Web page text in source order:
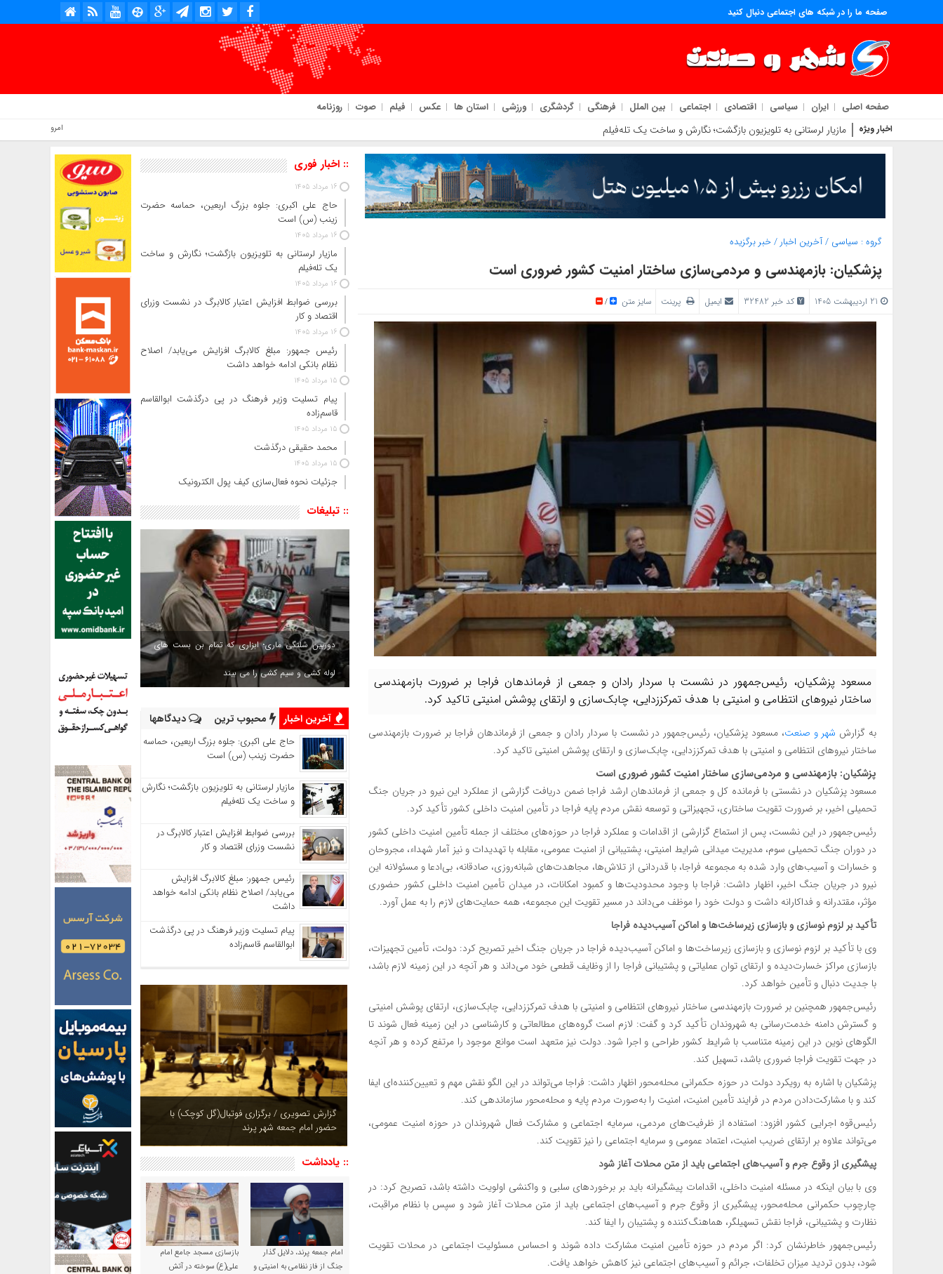
صفحه ما را در شبکه های اجتماعی دنبال کنید
صفحه اصلی ایران سیاسی اقتصادی اجتماعی بین الملل فرهنگی گردشگری ورزشی استان ها عکس فیلم صوت روزنامه
اخبار ویژه مازیار لرستانی به تلویزیون بازگشت؛ نگارش و ساخت یک تله‌فیلم امروز : جمعه, ۱۶ مرداد , ۱۴۰۵ .::. برابر با : Friday, 7 August , 2026 .::. اخبار منتشر شده : 4 خبر
گروه : سیاسی /آخرین اخبار /خبر برگزیده
پزشکیان: بازمهندسی و مردمی‌سازی ساختار امنیت کشور ضروری است
کد خبر 32482 ایمیل پرینت سایز متن /
مسعود پزشکیان، رئیس‌جمهور در نشست با سردار رادان و جمعی از فرماندهان فراجا بر ضرورت بازمهندسی
ساختار نیروهای انتظامی و امنیتی با هدف تمرکززدایی، چابک‌سازی و ارتقای پوشش امنیتی تاکید کرد.
به گزارش شهر و صنعت، مسعود پزشکیان، رئیس‌جمهور در نشست با سردار رادان و جمعی از فرماندهان فراجا بر ضرورت بازمهندسی
ساختار نیروهای انتظامی و امنیتی با هدف تمرکززدایی، چابک‌سازی و ارتقای پوشش امنیتی تاکید کرد.
پزشکیان: بازمهندسی و مردمی‌سازی ساختار امنیت کشور ضروری است
مسعود پزشکیان در نشستی با فرمانده کل و جمعی از فرماندهان ارشد فراجا ضمن دریافت گزارشی از عملکرد این نیرو در جریان جنگ
تحمیلی اخیر، بر ضرورت تقویت ساختاری، تجهیزاتی و توسعه نقش مردم پایه فراجا در تأمین امنیت داخلی کشور تأکید کرد.
رئیس‌جمهور در این نشست، پس از استماع گزارشی از اقدامات و عملکرد فراجا در حوزه‌های مختلف از جمله تأمین امنیت داخلی کشور
در دوران جنگ تحمیلی سوم، مدیریت میدانی شرایط امنیتی، پشتیبانی از امنیت عمومی، مقابله با تهدیدات و نیز آمار شهداء، مجروحان
و خسارات و آسیب‌های وارد شده به مجموعه فراجا، با قدردانی از تلاش‌ها، مجاهدت‌های شبانه‌روزی، صادقانه، بی‌ادعا و مسئولانه این
نیرو در جریان جنگ اخیر، اظهار داشت: فراجا با وجود محدودیت‌ها و کمبود امکانات، در میدان تأمین امنیت داخلی کشور حضوری
مؤثر، مقتدرانه و فداکارانه داشت و دولت خود را موظف می‌داند در مسیر تقویت این مجموعه، همه حمایت‌های لازم را به عمل آورد.
تأکید بر لزوم نوسازی و بازسازی زیرساخت‌ها و اماکن آسیب‌دیده فراجا
وی با تأکید بر لزوم نوسازی و بازسازی زیرساخت‌ها و اماکن آسیب‌دیده فراجا در جریان جنگ اخیر تصریح کرد: دولت، تأمین تجهیزات،
بازسازی مراکز خسارت‌دیده و ارتقای توان عملیاتی و پشتیبانی فراجا را از وظایف قطعی خود می‌داند و هر آنچه در این زمینه لازم باشد،
با جدیت دنبال و تأمین خواهد کرد.
رئیس‌جمهور همچنین بر ضرورت بازمهندسی ساختار نیروهای انتظامی و امنیتی با هدف تمرکززدایی، چابک‌سازی، ارتقای پوشش امنیتی
و گسترش دامنه خدمت‌رسانی به شهروندان تأکید کرد و گفت: لازم است گروه‌های مطالعاتی و کارشناسی در این زمینه فعال شوند تا
الگوهای نوین در این زمینه متناسب با شرایط کشور طراحی و اجرا شود. دولت نیز متعهد است موانع موجود را مرتفع کرده و هر آنچه
در جهت تقویت فراجا ضروری باشد، تسهیل کند.
پزشکیان با اشاره به رویکرد دولت در حوزه حکمرانی محله‌محور اظهار داشت: فراجا می‌تواند در این الگو نقش مهم و تعیین‌کننده‌ای ایفا
کند و با مشارکت‌دادن مردم در فرایند تأمین امنیت، امنیت را به‌صورت مردم پایه و محله‌محور سازماندهی کند.
رئیس‌قوه اجرایی کشور افزود: استفاده از ظرفیت‌های مردمی، سرمایه اجتماعی و مشارکت فعال شهروندان در حوزه امنیت عمومی،
می‌تواند علاوه بر ارتقای ضریب امنیت، اعتماد عمومی و سرمایه اجتماعی را نیز تقویت کند.
پیشگیری از وقوع جرم و آسیب‌های اجتماعی باید از متن محلات آغاز شود
وی با بیان اینکه در مسئله امنیت داخلی، اقدامات پیشگیرانه باید بر برخوردهای سلبی و واکنشی اولویت داشته باشد، تصریح کرد: در
چارچوب حکمرانی محله‌محور، پیشگیری از وقوع جرم و آسیب‌های اجتماعی باید از متن محلات آغاز شود و سپس با نظام مراقبت،
نظارت و پشتیبانی، فراجا نقش تسهیلگر، هماهنگ‌کننده و پشتیبان را ایفا کند.
رئیس‌جمهور خاطرنشان کرد: اگر مردم در حوزه تأمین امنیت مشارکت داده شوند و احساس مسئولیت اجتماعی در محلات تقویت
شود، بدون تردید میزان تخلفات، جرائم و آسیب‌های اجتماعی نیز کاهش خواهد یافت.
:: اخبار فوری
16 مرداد 1405
حاج‌ علی‌ اکبری: جلوه بزرگ اربعین، حماسه حضرت
زینب (س) است
16 مرداد 1405
مازیار لرستانی به تلویزیون بازگشت؛ نگارش و ساخت
یک تله‌فیلم
16 مرداد 1405
بررسی ضوابط افزایش اعتبار کالابرگ در نشست وزرای
اقتصاد و کار
16 مرداد 1405
رئیس‌ جمهور: مبلغ کالابرگ افزایش می‌یابد/ اصلاح
نظام بانکی ادامه خواهد داشت
15 مرداد 1405
پیام تسلیت وزیر فرهنگ در پی درگذشت ابوالقاسم
قاسم‌زاده
15 مرداد 1405
محمد حقیقی درگذشت
15 مرداد 1405
جزئیات نحوه فعال‌سازی کیف پول الکترونیک
:: تبلیغات
دوربین شلنگی ماری؛ ابزاری که تمام بن بست های
لوله کشی و سیم کشی را می بیند
آخرین اخبار محبوب ترین دیدگاهها
حاج‌ علی‌ اکبری: جلوه بزرگ اربعین، حماسه
حضرت زینب (س) است
مازیار لرستانی به تلویزیون بازگشت؛ نگارش
و ساخت یک تله‌فیلم
بررسی ضوابط افزایش اعتبار کالابرگ در
نشست وزرای اقتصاد و کار
رئیس‌ جمهور: مبلغ کالابرگ افزایش
می‌یابد/ اصلاح نظام بانکی ادامه خواهد
داشت
پیام تسلیت وزیر فرهنگ در پی درگذشت
ابوالقاسم قاسم‌زاده
چشم نوازی بوستان های شهر پرند در فصل بهار +
تصاویر
:: یادداشت
امام جمعه پرند، دلایل گذار
جنگ از فاز نظامی به امنیتی و
بازسازی مسجد جامع امام
علی(ع) سوخته در آتش